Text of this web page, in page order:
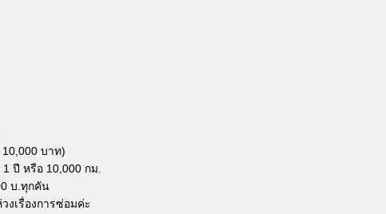
บาท)
ปี หรือ 10,000 กม.
บ.ทุกคัน
งเรื่องการซ่อมค่ะ